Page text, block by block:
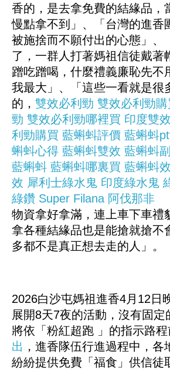
香的，是去拿免費的結緣品，
慢點拿不到」、「台灣的進香
被施捨而不願付出的心態」、
了，一群人打著媽祖信徒戴著
蹭吃蹭喝，什麼禮義廉恥先不
我最大」、「這些一看就是很
的， 雙效必利勁 雙效必利勁購
勁 雙效必利勁哪裡買 印度雙
利勁購買 藍蝌蚪評價 藍蝌蚪
蝌蚪心得 藍蝌蚪雙效 藍蝌蚪
藍蝌蚪 藍蝌蚪哪裏買 藍蝌蚪
效 犀利士綠水鬼 印度綠水鬼
綠鑽 Super Filana 阿伐那非
物資拿好拿滿，連上車下車禮
拿各種結緣品也是能搶就搶不
多都不是真正想去走的人」。
2026白沙屯媽祖進香4月12日
展開8天7夜的活動，沒有固定
將依「粉紅超跑 」的指示路程
出 ，進香隊伍行進過程中，
紛紛提供免費「福食」供信徒